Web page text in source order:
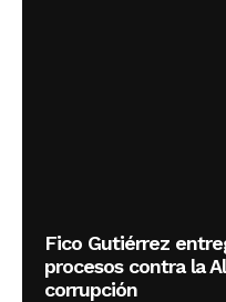
Fico Gutiérrez
procesos contra la
corrupción